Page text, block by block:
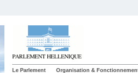
Le Parlement Organisation &